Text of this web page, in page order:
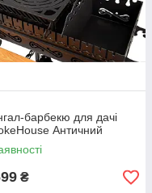
барбекю для дачі
Античний
₴